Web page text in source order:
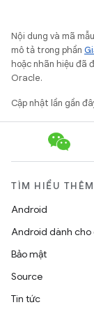
Nội dung và mã
mô tả trong phần
hoặc nhãn hiệu đã
Oracle.
Cập nhật lần gần
TÌM HIỂU
Android
Android dành cho
Bảo mật
Source
Tin tức